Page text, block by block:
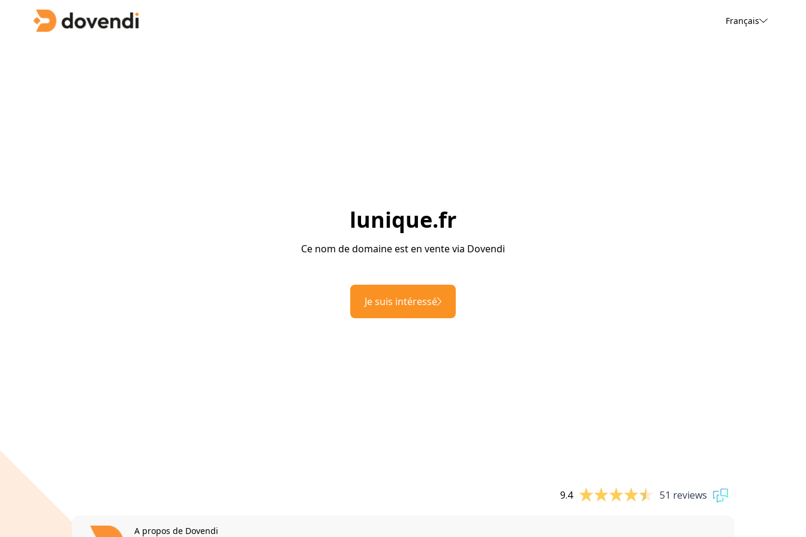
Français
lunique.fr
Ce nom de domaine est en vente via Dovendi
Je suis intéressé
9.4 51 reviews
A propos de Dovendi